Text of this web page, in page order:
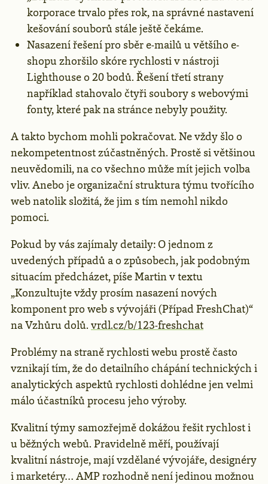
korporace trvalo přes rok, na správné nastavení
kešování souborů stále ještě čekáme.
Nasazení řešení pro sběr e-mailů u většího e-
shopu zhoršilo skóre rychlosti v nástroji
Lighthouse o 20 bodů. Řešení třetí strany
například stahovalo čtyři soubory s webovými
fonty, které pak na stránce nebyly použity.
A takto bychom mohli pokračovat. Ne vždy šlo o
nekompetentnost zúčastněných. Prostě si většinou
neuvědomili, na co všechno může mít jejich volba
vliv. Anebo je organizační struktura týmu tvořícího
web natolik složitá, že jim s tím nemohl nikdo
pomoci.
Pokud by vás zajímaly detaily: O jednom z
uvedených případů a o způsobech, jak podobným
situacím předcházet, píše Martin v textu
„Konzultujte vždy prosím nasazení nových
komponent pro web s vývojáři (Případ FreshChat)“
na Vzhůru dolů. vrdl.cz/b/123-freshchat
Problémy na straně rychlosti webu prostě často
vznikají tím, že do detailního chápání technických i
analytických aspektů rychlosti dohlédne jen velmi
málo účastníků procesu jeho výroby.
Kvalitní týmy samozřejmě dokážou řešit rychlost i
u běžných webů. Pravidelně měří, používají
kvalitní nástroje, mají vzdělané vývojáře, designéry
i marketéry… AMP rozhodně není jedinou možnou